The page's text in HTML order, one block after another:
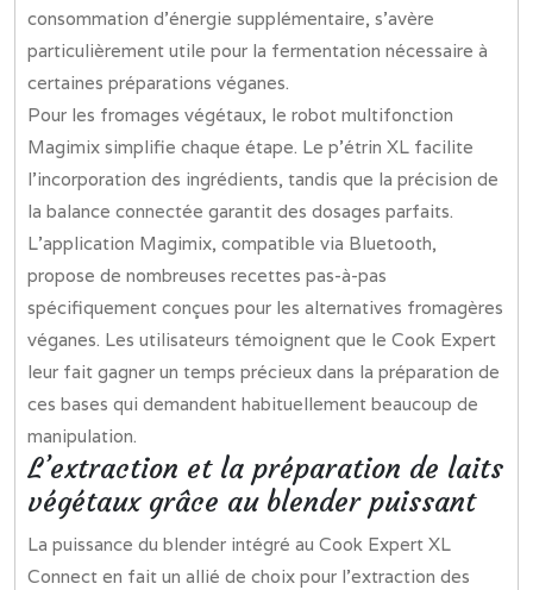
consommation d’énergie supplémentaire, s’avère
particulièrement utile pour la fermentation nécessaire à
certaines préparations véganes.
Pour les fromages végétaux, le robot multifonction
Magimix simplifie chaque étape. Le p’étrin XL facilite
l’incorporation des ingrédients, tandis que la précision de
la balance connectée garantit des dosages parfaits.
L’application Magimix, compatible via Bluetooth,
propose de nombreuses recettes pas-à-pas
spécifiquement conçues pour les alternatives fromagères
véganes. Les utilisateurs témoignent que le Cook Expert
leur fait gagner un temps précieux dans la préparation de
ces bases qui demandent habituellement beaucoup de
manipulation.
L’extraction et la préparation de laits
végétaux grâce au blender puissant
La puissance du blender intégré au Cook Expert XL
Connect en fait un allié de choix pour l’extraction des